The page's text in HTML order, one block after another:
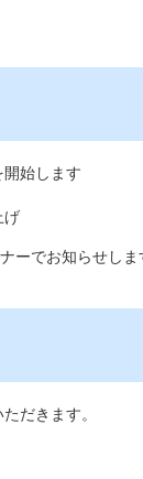
開始します
げ
ーでお知らせしま
だきます。